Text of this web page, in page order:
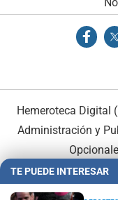
Hemeroteca Digital
Administración y
TE PUEDE INTERESAR